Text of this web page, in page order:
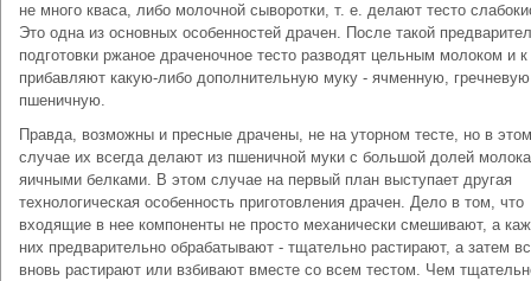
не много кваса, либо молочной сыворотки, т. е. делают тесто
Это одна из основных особенностей драчен. После такой
подготовки ржаное драченочное тесто разводят цельным молоком и
прибавляют какую-либо дополнительную муку - ячменную,
пшеничную.
Правда, возможны и пресные драчены, не на уторном тесте, но в этом
случае их всегда делают из пшеничной муки с большой долей
яичными белками. В этом случае на первый план выступает другая
технологическая особенность приготовления драчен. Дело в том, что
входящие в нее компоненты не просто механически смешивают, а
них предварительно обрабатывают - тщательно растирают, а затем
вновь растирают или взбивают вместе со всем тестом. Чем